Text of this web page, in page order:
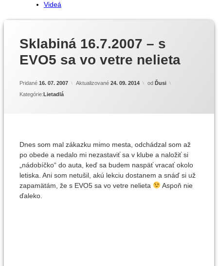
Videá
Sklabiná 16.7.2007 – s
EVO5 sa vo vetre nelieta
Pridané 16. 07. 2007 Aktualizované 24. 09. 2014 od Ďusi
Kategórie:Lietadlá
Dnes som mal zákazku mimo mesta, odchádzal som až
po obede a nedalo mi nezastaviť sa v klube a naložiť si
„nádobíčko“ do auta, keď sa budem naspäť vracať okolo
letiska. Ani som netušil, akú lekciu dostanem a snáď si už
zapamätám, že s EVO5 sa vo vetre nelieta
Aspoň nie
ďaleko.